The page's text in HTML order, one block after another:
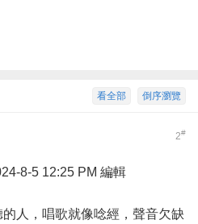
倒序瀏覽
看全部
2#
8-5 12:25 PM 編輯
人，唱歌就像唸經，聲音欠缺